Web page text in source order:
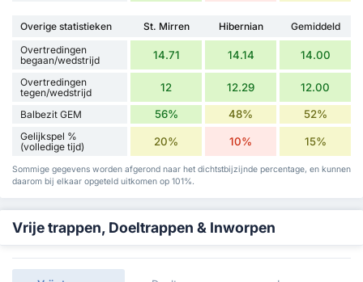
Overige statistieken St. Mirren Hibernian
Gemiddeld
Overtredingen
begaan/wedstrijd
14.71 14.14 14.00
Overtredingen
tegen/wedstrijd
12 12.29 12.00
Balbezit GEM 56% 48% 52%
Gelijkspel %
(volledige tijd)
20% 10% 15%
Sommige gegevens worden afgerond naar het dichtstbijzijnde percentage, en kunnen
daarom bij elkaar opgeteld uitkomen op 101%.
Vrije trappen, Doeltrappen & Inworpen